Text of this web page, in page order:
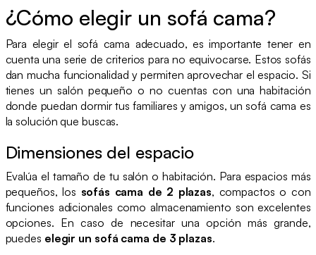
¿Cómo elegir un sofá cama?
Para elegir el sofá cama adecuado, es importante tener en
cuenta una serie de criterios para no equivocarse. Estos sofás
dan mucha funcionalidad y permiten aprovechar el espacio. Si
tienes un salón pequeño o no cuentas con una habitación
donde puedan dormir tus familiares y amigos, un sofá cama es
la solución que buscas.
Dimensiones del espacio
Evalúa el tamaño de tu salón o habitación. Para espacios más
pequeños, los sofás cama de 2 plazas, compactos o con
funciones adicionales como almacenamiento son excelentes
opciones. En caso de necesitar una opción más grande,
puedes elegir un sofá cama de 3 plazas.